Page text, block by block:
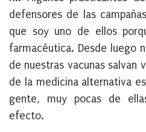
defensores de las
que soy uno de ellos
farmacéutica. Desde luego
de nuestras vacunas salvan
de la medicina alternativa
gente, muy pocas de
efecto.